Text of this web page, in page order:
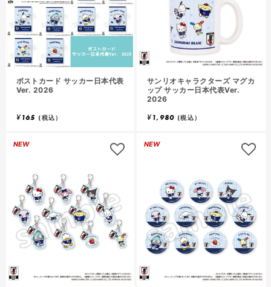
ポストカード サッカー日本代表
Ver. 2026
¥165 (税込）
サンリオキャラクターズ マグカ
ップ サッカー日本代表Ver.
2026
¥1,980 (税込）
NEW NEW